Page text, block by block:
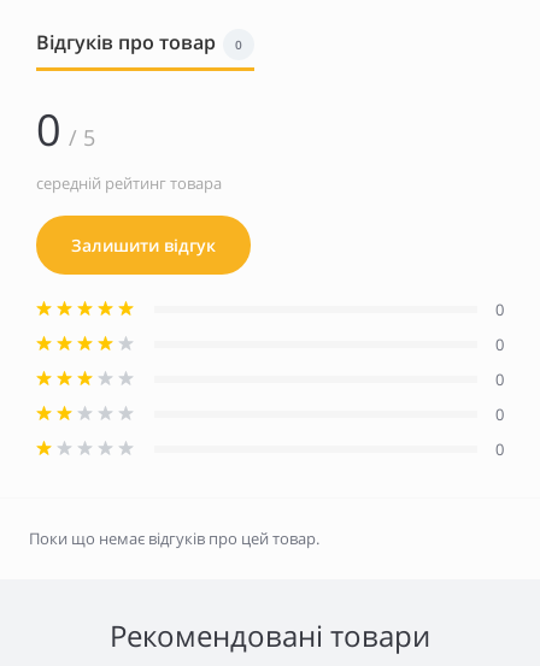
Відгуків про товар 0
0 / 5
середній рейтинг товара
Залишити відгук
0
0
0
0
0
Поки що немає відгуків про цей товар.
Рекомендовані товари